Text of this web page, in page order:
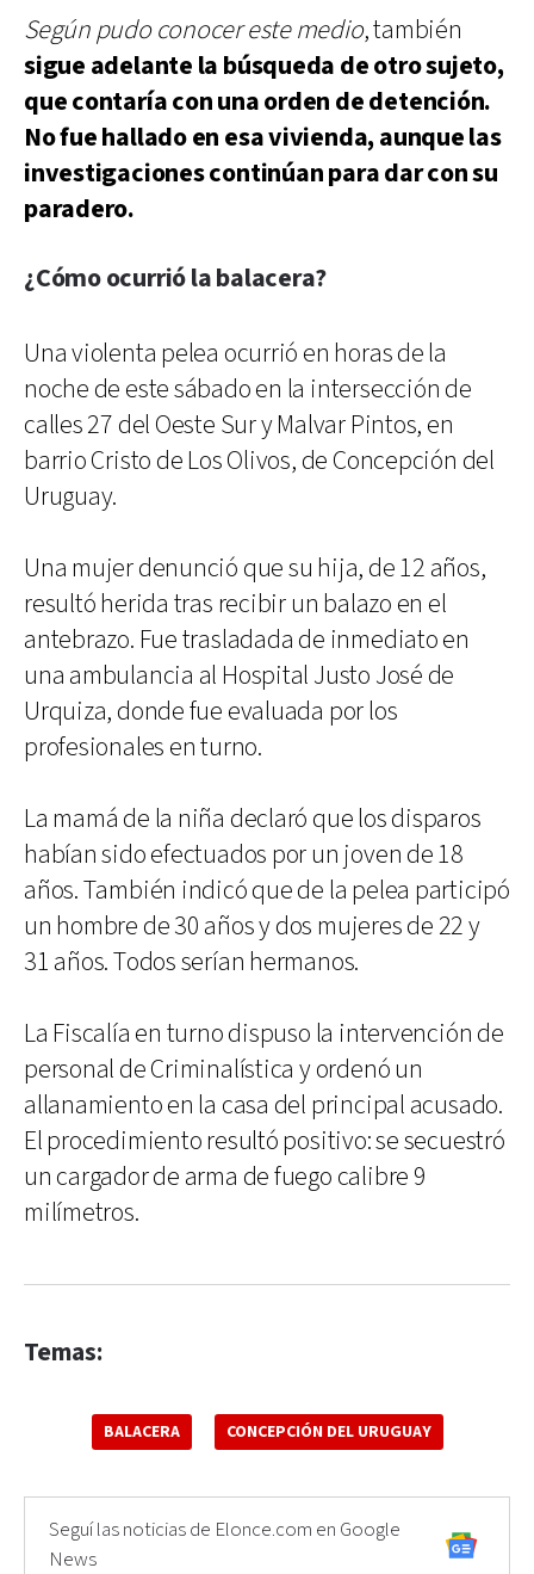
Según pudo conocer este medio, también
sigue adelante la búsqueda de otro sujeto,
que contaría con una orden de detención.
No fue hallado en esa vivienda, aunque las
investigaciones continúan para dar con su
paradero.
¿Cómo ocurrió la balacera?
Una violenta pelea ocurrió en horas de la
noche de este sábado en la intersección de
calles 27 del Oeste Sur y Malvar Pintos, en
barrio Cristo de Los Olivos, de Concepción del
Uruguay.
Una mujer denunció que su hija, de 12 años,
resultó herida tras recibir un balazo en el
antebrazo. Fue trasladada de inmediato en
una ambulancia al Hospital Justo José de
Urquiza, donde fue evaluada por los
profesionales en turno.
La mamá de la niña declaró que los disparos
habían sido efectuados por un joven de 18
años. También indicó que de la pelea participó
un hombre de 30 años y dos mujeres de 22 y
31 años. Todos serían hermanos.
La Fiscalía en turno dispuso la intervención de
personal de Criminalística y ordenó un
allanamiento en la casa del principal acusado.
El procedimiento resultó positivo: se secuestró
un cargador de arma de fuego calibre 9
milímetros.
Temas:
BALACERA CONCEPCIÓN DEL URUGUAY
Seguí las noticias de Elonce.com en Google
News